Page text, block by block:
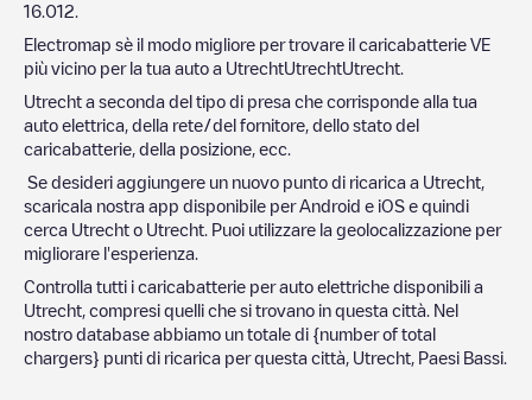
16.012
Electromap sè il modo migliore per trovare il caricabatterie VE
più vicino per la tua auto a UtrechtUtrechtUtrecht
Utrecht a seconda del tipo di presa che corrisponde alla tua
auto elettrica, della rete/del fornitore, dello stato del
caricabatterie, della posizione, ecc.
Se desideri aggiungere un nuovo punto di ricarica a Utrecht
scaricala nostra app disponibile per Android e iOS e quindi
cerca Utrecht o Utrecht . Puoi utilizzare la geolocalizzazione per
migliorare l'esperienza.
Controlla tutti i caricabatterie per auto elettriche disponibili a
Utrecht , compresi quelli che si trovano in questa città. Nel
nostro database abbiamo un totale di {number of total
chargers} punti di ricarica per questa città, Utrecht Paesi Bassi